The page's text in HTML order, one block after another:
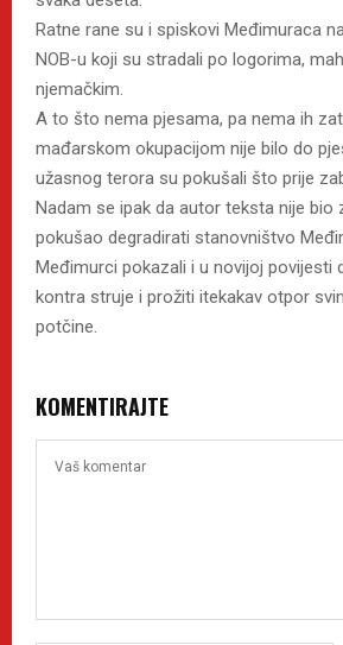
Ratne rane su i spiskovi Međimuraca
NOB-u koji su stradali po logorima,
njemačkim.
A to što nema pjesama, pa nema ih
mađarskom okupacijom nije bilo do
užasnog terora su pokušali što prije
Nadam se ipak da autor teksta nije bio
pokušao degradirati stanovništvo
Međimurci pokazali i u novijoj povijesti
kontra struje i prožiti itekakav otpor
potčine.
KOMENTIRAJTE